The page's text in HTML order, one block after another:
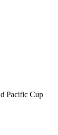
Pacific Cup